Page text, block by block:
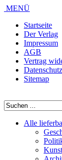
MENÜ
Startseite
Der Verlag
Impressum
AGB
Vertrag
Datenschutz
Sitemap
Alle